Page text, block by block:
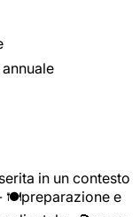
in un contesto
🍽️preparazione e